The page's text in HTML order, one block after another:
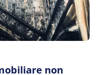
non